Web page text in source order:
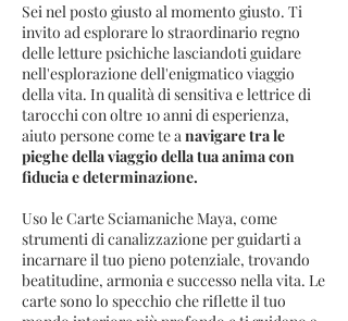
Sei nel posto giusto al momento giusto. Ti
invito ad esplorare lo straordinario regno
delle letture psichiche lasciandoti guidare
nell'esplorazione dell'enigmatico viaggio
della vita. In qualità di sensitiva e lettrice di
tarocchi con oltre 10 anni di esperienza,
aiuto persone come te anavigare tra le
pieghe della viaggio della tua anima con
fiducia e determinazione.
Uso le Carte Sciamaniche Maya, come
strumenti di canalizzazione per guidarti a
incarnare il tuo pieno potenziale, trovando
beatitudine, armonia e successo nella vita. Le
carte sono lo specchio che riflette il tuo